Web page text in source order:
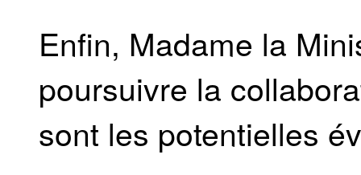
Enfin, Madame la
poursuivre la
sont les potentielles